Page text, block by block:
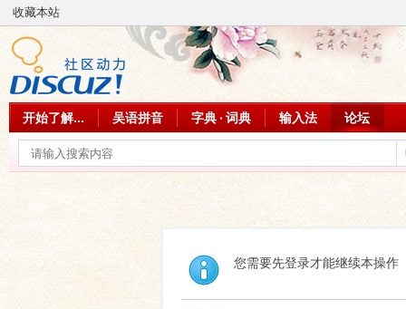
收藏本站
开始了解... 吴语拼音 字典 · 词典 输入法 论坛
您需要先登录才能继续本操作